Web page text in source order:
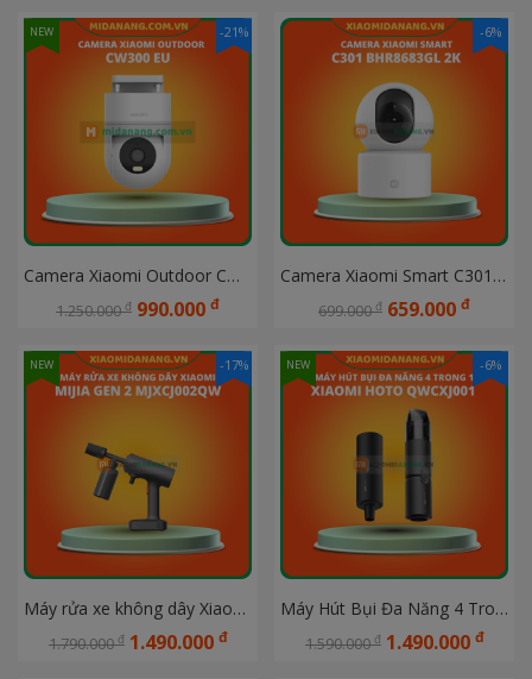
Camera Xiaomi Outdoor CW300 EU Ngoài trời Bản quốc tế chính hãng DGW
1.250.000đ 990.000 đ
-21%
NEW
Camera Xiaomi Smart C301 BHR8683GL 2K Bản quốc tế Hàng chính hãng Digiworld
699.000đ 659.000 đ
-6%
Máy rửa xe không dây Xiaomi Mijia gen 2 MJXCJ002QW
1.790.000đ 1.490.000 đ
-17%
NEW
Máy Hút Bụi Đa Năng 4 Trong 1 Xiaomi Hoto Hút, Thổi, Bơm Và Hút Chân Không
1.590.000đ 1.490.000 đ
-6%
NEW